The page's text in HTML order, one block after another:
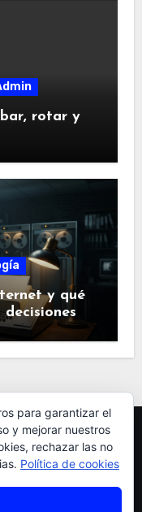
rotar y
y qué
para garantizar el
y mejorar nuestros
rechazar las no
Política de cookies